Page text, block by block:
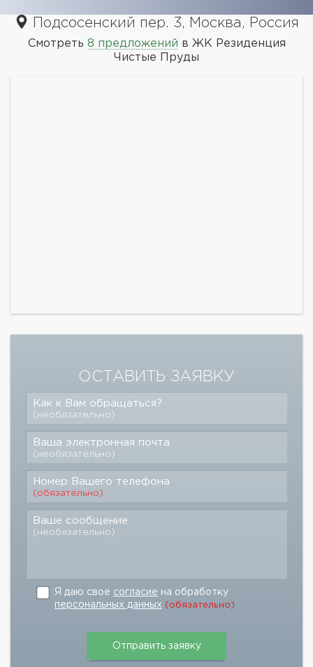
Подсосенский пер. 3, Москва, Россия
Смотреть 8 предложений в ЖК Резиденция
Чистые Пруды
ОСТАВИТЬ ЗАЯВКУ
Как к Вам обращаться?
(необязательно)
Ваша электронная почта
(необязательно)
Номер Вашего телефона
(обязательно)
Ваше сообщение
(необязательно)
Я даю свое согласие на обработку
персональных данных (обязательно)